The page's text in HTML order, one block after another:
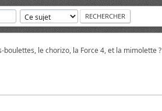
boulettes, le chorizo, la Force 4, et la mimolette